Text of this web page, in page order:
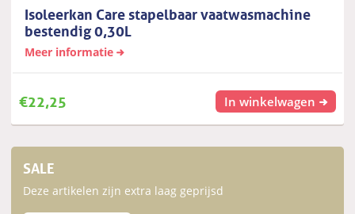
Isoleerkan Care stapelbaar vaatwasmachine
bestendig 0,30L
Meer informatie
€22,25 In winkelwagen
SALE
Deze artikelen zijn extra laag geprijsd